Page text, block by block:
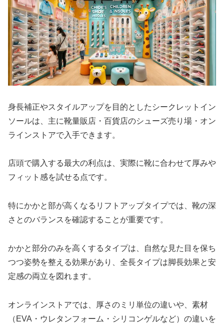
身長補正やスタイルアップを目的としたシークレットイン
ソールは、主に靴量販店・百貨店のシューズ売り場・オン
ラインストアで入手できます。
店頭で購入する最大の利点は、実際に靴に合わせて厚みや
フィット感を試せる点です。
特にかかと部が高くなるリフトアップタイプでは、靴の深
さとのバランスを確認することが重要です。
かかと部分のみを高くするタイプは、自然な見た目を保ち
つつ姿勢を整える効果があり、全長タイプは脚長効果と安
定感の両立を図れます。
オンラインストアでは、厚さのミリ単位の違いや、素材
（EVA・ウレタンフォーム・シリコンゲルなど）の違いを